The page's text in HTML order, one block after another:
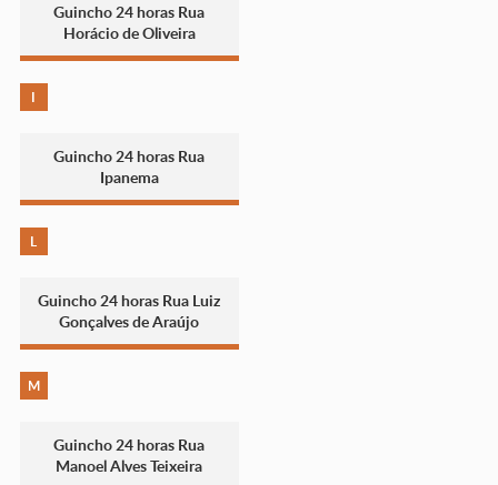
Guincho 24 horas Rua
Horácio de Oliveira
I
Guincho 24 horas Rua
Ipanema
L
Guincho 24 horas Rua Luiz
Gonçalves de Araújo
M
Guincho 24 horas Rua
Manoel Alves Teixeira